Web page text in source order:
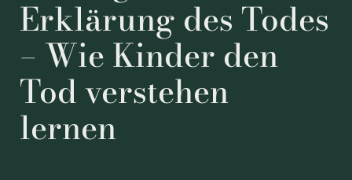
Erklärung des Todes
– Wie Kinder den
Tod verstehen
lernen